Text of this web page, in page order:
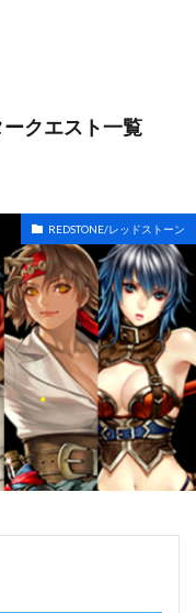
ークエスト一覧
REDSTONE/レッドストーン